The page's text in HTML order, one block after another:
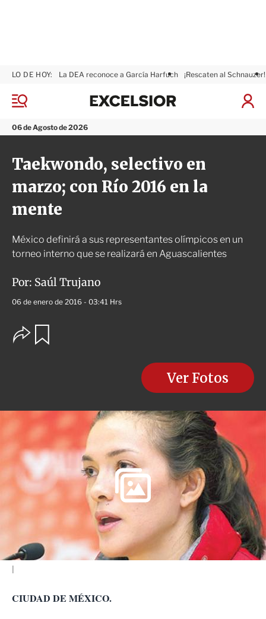
M
n
ú
06 de Agosto de 2026
LO DE HOY: La DEA reconoce a García Harfuch ¡Rescaten al Schnauzer!
I
x
l
i
o
r
Taekwondo, selectivo en
marzo; con Río 2016 en la
mente
México definirá a sus representantes olímpicos en un
torneo interno que se realizará en Aguascalientes
Por: Saúl Trujano
06 de enero de 2016 - 03:41 Hrs
O
p
s
e
o
p
i
Ver Fotos
CIUDAD DE MÉXICO.